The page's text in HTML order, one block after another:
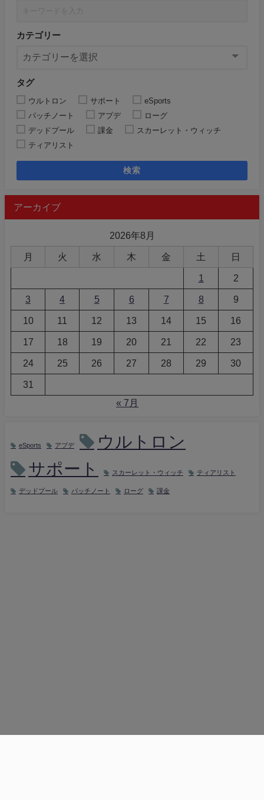
カテゴリー
タグ
ウルトロン サポート
eSports
パッチノート
アプデ
ローグ
デッドプール
課金
スカーレット・ウィッチ
ティアリスト
検索
アーカイブ
2026年8月
月 火 水 木 金 土 日
1 2
3 4 5 6 7 8 9
10 11 12 13 14 15 16
17 18 19 20 21 22 23
24 25 26 27 28 29 30
31
« 7月
eSports アプデ
ウルトロン
サポート
スカーレット・ウィッチ ティアリスト
デッドプール パッチノート ローグ 課金